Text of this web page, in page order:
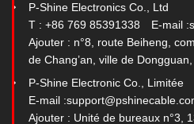
P-Shine Electronics Co., Ltd
T : +86 769 85391338
E-mail :
Ajouter : n°8, route Beiheng,
de Chang’an, ville de
P-Shine Electronic Co., Limitée
E-mail :
Ajouter : Unité de bureaux n°3,